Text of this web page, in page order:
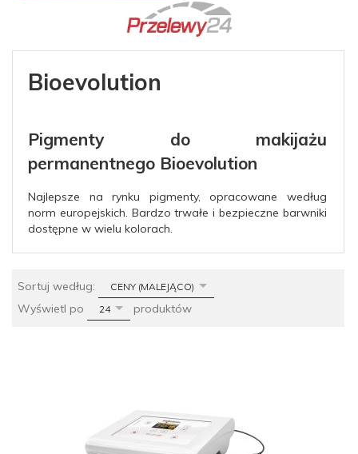
Bioevolution
Pigmenty do makijażu
permanentnego Bioevolution
Najlepsze na rynku pigmenty, opracowane według
norm europejskich. Bardzo trwałe i bezpieczne barwniki
dostępne w wielu kolorach.
Sortuj według: sortCENY (MALEJĄCO)
Wyświetl po pop
24 produktów